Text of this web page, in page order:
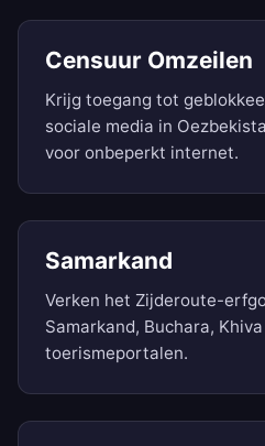
Censuur Omzeilen
Krijg toegang tot
sociale media in
voor onbeperkt internet.
Samarkand
Verken het Zijderoute-
Samarkand, Buchara,
toerismeportalen.